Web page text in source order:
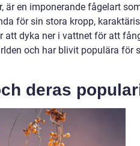
är en imponerande fågelart
för sin stora kropp,
att dyka ner i vattnet för att
och har blivit populära för
deras